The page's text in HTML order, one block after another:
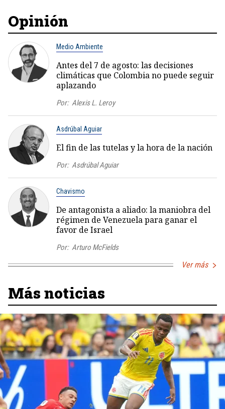
Opinión
Medio Ambiente
Antes del 7 de agosto: las decisiones
climáticas que Colombia no puede seguir
aplazando
Por: Alexis L. Leroy
Asdrúbal Aguiar
El fin de las tutelas y la hora de la nación
Por: Asdrúbal Aguiar
Chavismo
De antagonista a aliado: la maniobra del
régimen de Venezuela para ganar el
favor de Israel
Por: Arturo McFields
Ver más
Más noticias